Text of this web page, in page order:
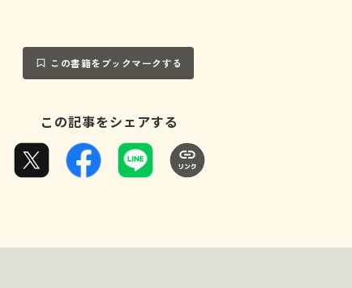
この書籍をブックマークする
この記事をシェアする